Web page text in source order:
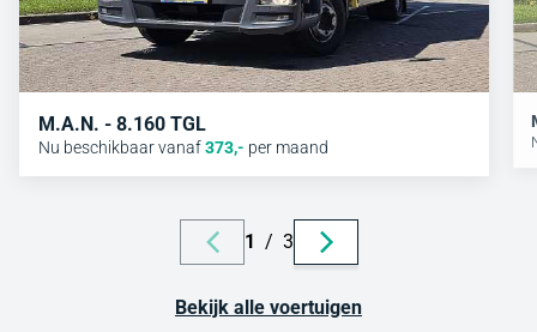
M.A.N. - 8.160 TGL
Nu beschikbaar vanaf373,- per maand
1 / 3
Bekijk alle voertuigen